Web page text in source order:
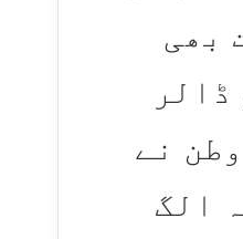
بھی
نے
الگ